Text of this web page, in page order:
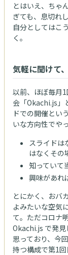
とはいえ、ちゃ
ぎても、息切れ
自分としてはこ
く。
気軽に聞けて
以前、ほぼ毎月
会「Okachi.js」
ドでの開催とい
いな方向性でや
スライドは
はなくその
知っていて
興味があれ
とにかく、おバ
よみたいな空気
て。ただコロナ
Okachi.js で発
思っており、今
持つ構成で第1回